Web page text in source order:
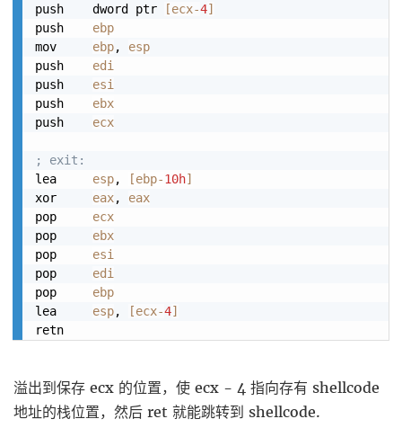
push    dword ptr
[ecx-4]
push ebp
mov ebp, esp
push edi
push esi
push ebx
push ecx
; exit:
lea esp, [ebp-10h]
xor eax, eax
pop ecx
pop ebx
pop esi
pop edi
pop ebp
lea esp, [ecx-4]
溢出到保存 ecx 的位置，使 ecx - 4 指向存有 shellcode
地址的栈位置，然后 ret 就能跳转到 shellcode.